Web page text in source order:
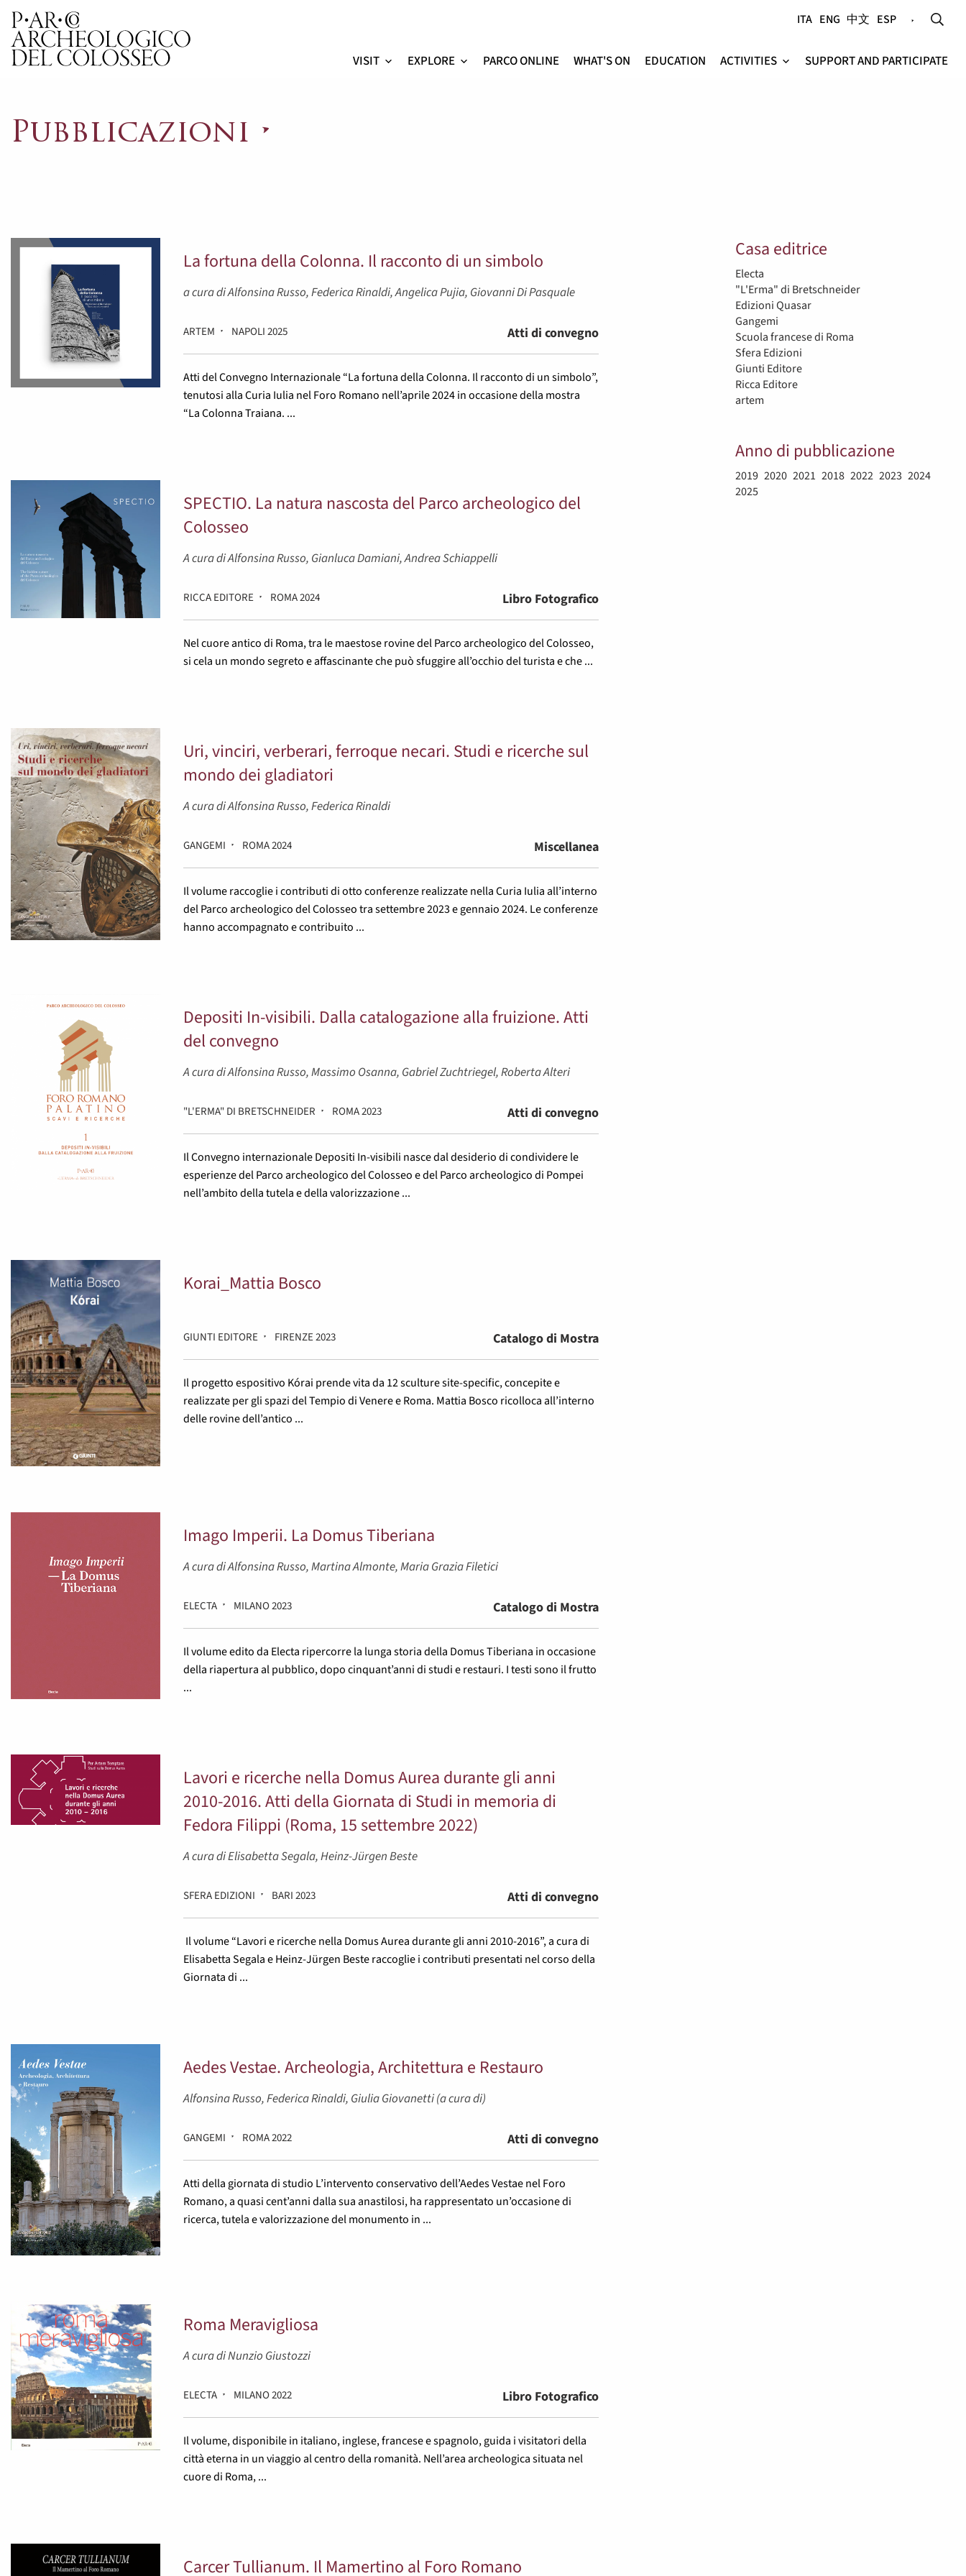
ITA ENG 中文 ESP
VISIT EXPLORE PARCO ONLINE WHAT'S ON EDUCATION ACTIVITIES SUPPORT AND PARTICIPATE
Pubblicazioni
La fortuna della Colonna. Il racconto di un simbolo
a cura di Alfonsina Russo, Federica Rinaldi, Angelica Pujia, Giovanni Di Pasquale
ARTEM NAPOLI 2025 Atti di convegno
Atti del Convegno Internazionale “La fortuna della Colonna. Il racconto di un simbolo”,
tenutosi alla Curia Iulia nel Foro Romano nell’aprile 2024 in occasione della mostra
“La Colonna Traiana. ...
SPECTIO. La natura nascosta del Parco archeologico del
Colosseo
A cura di Alfonsina Russo, Gianluca Damiani, Andrea Schiappelli
RICCA EDITORE ROMA 2024 Libro Fotografico
Nel cuore antico di Roma, tra le maestose rovine del Parco archeologico del Colosseo,
si cela un mondo segreto e affascinante che può sfuggire all’occhio del turista e che ...
Uri, vinciri, verberari, ferroque necari. Studi e ricerche sul
mondo dei gladiatori
A cura di Alfonsina Russo, Federica Rinaldi
GANGEMI ROMA 2024 Miscellanea
Il volume raccoglie i contributi di otto conferenze realizzate nella Curia Iulia all’interno
del Parco archeologico del Colosseo tra settembre 2023 e gennaio 2024. Le conferenze
hanno accompagnato e contribuito ...
Depositi In-visibili. Dalla catalogazione alla fruizione. Atti
del convegno
A cura di Alfonsina Russo, Massimo Osanna, Gabriel Zuchtriegel, Roberta Alteri
"L'ERMA" DI BRETSCHNEIDER ROMA 2023 Atti di convegno
Il Convegno internazionale Depositi In-visibili nasce dal desiderio di condividere le
esperienze del Parco archeologico del Colosseo e del Parco archeologico di Pompei
nell’ambito della tutela e della valorizzazione ...
Korai_Mattia Bosco
GIUNTI EDITORE FIRENZE 2023 Catalogo di Mostra
Il progetto espositivo Kórai prende vita da 12 sculture site-specific, concepite e
realizzate per gli spazi del Tempio di Venere e Roma. Mattia Bosco ricolloca all’interno
delle rovine dell’antico ...
Imago Imperii. La Domus Tiberiana
A cura di Alfonsina Russo, Martina Almonte, Maria Grazia Filetici
ELECTA MILANO 2023 Catalogo di Mostra
Il volume edito da Electa ripercorre la lunga storia della Domus Tiberiana in occasione
della riapertura al pubblico, dopo cinquant’anni di studi e restauri. I testi sono il frutto
...
Lavori e ricerche nella Domus Aurea durante gli anni
2010-2016. Atti della Giornata di Studi in memoria di
Fedora Filippi (Roma, 15 settembre 2022)
A cura di Elisabetta Segala, Heinz-Jürgen Beste
SFERA EDIZIONI BARI 2023 Atti di convegno
Il volume “Lavori e ricerche nella Domus Aurea durante gli anni 2010-2016”, a cura di
Elisabetta Segala e Heinz-Jürgen Beste raccoglie i contributi presentati nel corso della
Giornata di ...
Aedes Vestae. Archeologia, Architettura e Restauro
Alfonsina Russo, Federica Rinaldi, Giulia Giovanetti (a cura di)
GANGEMI ROMA 2022 Atti di convegno
Atti della giornata di studio L’intervento conservativo dell’Aedes Vestae nel Foro
Romano, a quasi cent’anni dalla sua anastilosi, ha rappresentato un’occasione di
ricerca, tutela e valorizzazione del monumento in ...
Roma Meravigliosa
A cura di Nunzio Giustozzi
ELECTA MILANO 2022 Libro Fotografico
Il volume, disponibile in italiano, inglese, francese e spagnolo, guida i visitatori della
città eterna in un viaggio al centro della romanità. Nell’area archeologica situata nel
cuore di Roma, ...
Carcer Tullianum. Il Mamertino al Foro Romano
Casa editrice
Electa
"L'Erma" di Bretschneider
Edizioni Quasar
Gangemi
Scuola francese di Roma
Sfera Edizioni
Giunti Editore
Ricca Editore
artem
Anno di pubblicazione
2019 2020 2021 2018 2022 2023 2024
2025